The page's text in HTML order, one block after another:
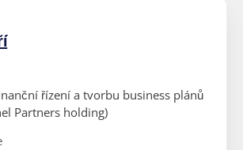
řízení a tvorbu business plánů
Partners holding)